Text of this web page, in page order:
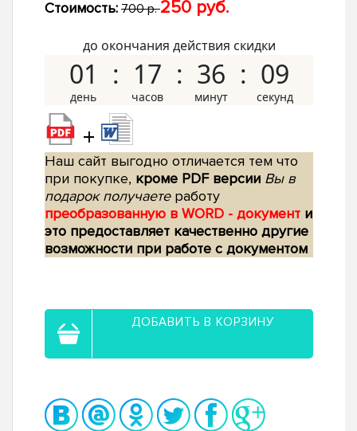
Стоимость: 700 р.250 руб.
до окончания действия скидки
01 17 36 08
+
Наш сайт выгодно отличается тем что
при покупке, кроме PDF версии Вы в
подарок получаетеработу
преобразованную в WORD - документ и
это предоставляет качественно другие
возможности при работе с документом
ДОБАВИТЬ В КОРЗИНУ